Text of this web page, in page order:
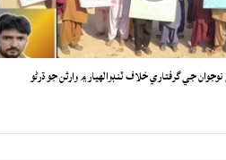
جي گرفتاري خلاف ٽنڊوالهيار ۾ وارثن جو ڌرڻو